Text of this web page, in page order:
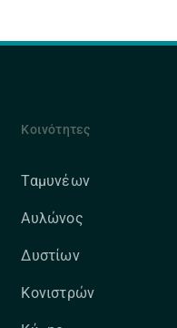
Κοινότητες
Ταμυνέων
Αυλώνος
Δυστίων
Κονιστρών